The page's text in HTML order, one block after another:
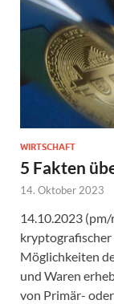
WIRTSCHAFT
5 Fakten
14. Oktober 2023
14.10.2023
Möglichkeiten
und Waren
von Primär-